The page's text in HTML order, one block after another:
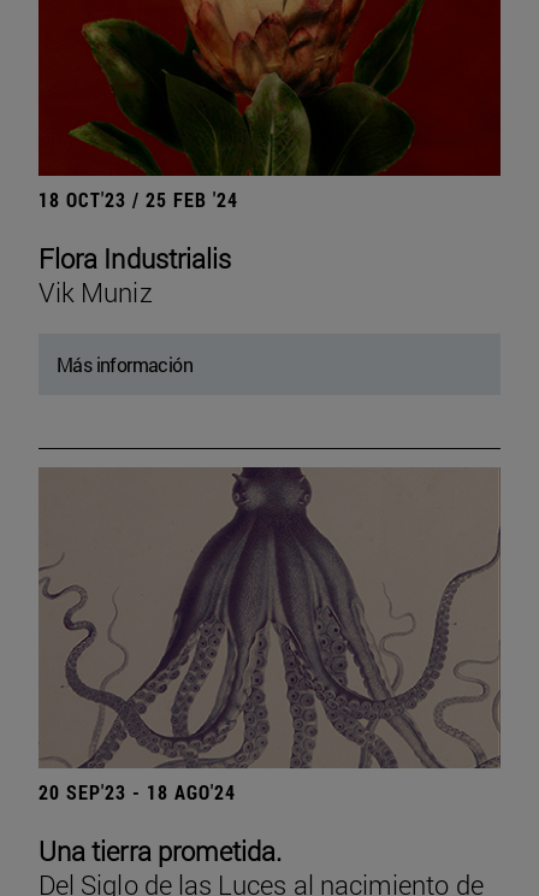
18 OCT'23 / 25 FEB '24
Flora Industrialis
Vik Muniz
Más información
20 SEP'23 - 18 AGO'24
Una tierra prometida.
Del Siglo de las Luces al nacimiento de